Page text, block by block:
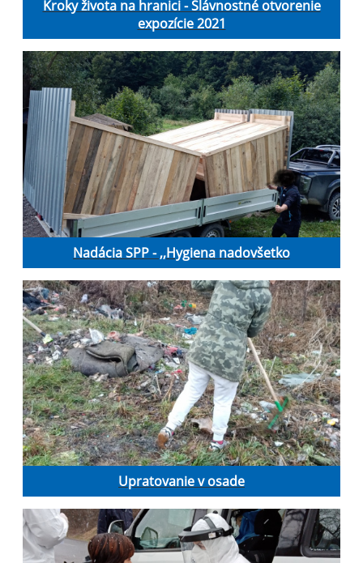
Kroky života na hranici - Slávnostné otvorenie
expozície 2021
Nadácia SPP - ,,Hygiena nadovšetko
Upratovanie v osade